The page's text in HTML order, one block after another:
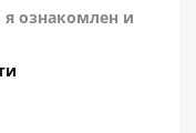
ознакомлен и